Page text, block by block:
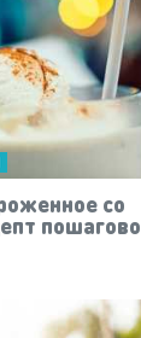
со
пошагово